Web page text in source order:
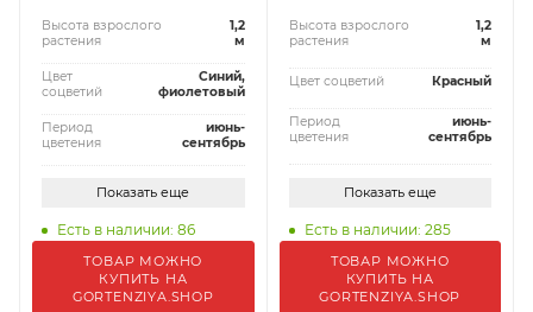
Высота взрослого
растения
1,2
м
Цвет
соцветий
Синий,
фиолетовый
Период
цветения
июнь-
сентябрь
Показать еще
Есть в наличии: 86
ТОВАР МОЖНО
КУПИТЬ НА
GORTENZIYA.SHOP
Высота взрослого
растения
1,2
м
Цвет соцветий Красный
Период
цветения
июнь-
сентябрь
Показать еще
Есть в наличии: 285
ТОВАР МОЖНО
КУПИТЬ НА
GORTENZIYA.SHOP